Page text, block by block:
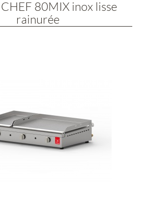
80MIX inox lisse
rainurée